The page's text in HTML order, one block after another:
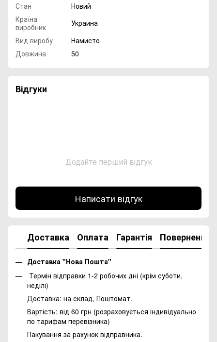
Стан
Новий
Країна
виробник
Украина
Вид виробу
Намисто
Довжина
50
Відгуки
Додайте перший відгук
Написати відгук
Доставка Оплата Гарантія Повернення
Доставка "Нова Пошта"
Термін відправки 1-2 робочих дні (крім суботи,
неділі)
Доставка: на склад, Поштомат.
Вартість: від 60 грн (розраховується індивідуально
по тарифам перевізника)
Пакування за рахунок відправника.